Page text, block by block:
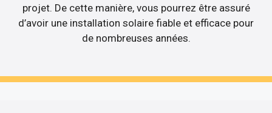
projet. De cette manière, vous pourrez être assuré
d’avoir une installation solaire fiable et efficace pour
de nombreuses années.